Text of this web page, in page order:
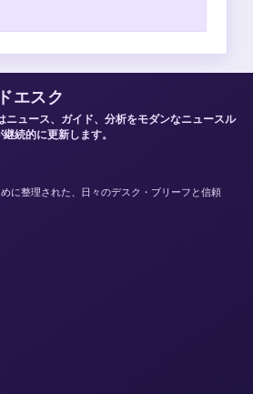
エスク
ニュース、ガイド、分析をモダンなニュースル
続的に更新します。
に整理された、日々のデスク・ブリーフと信頼